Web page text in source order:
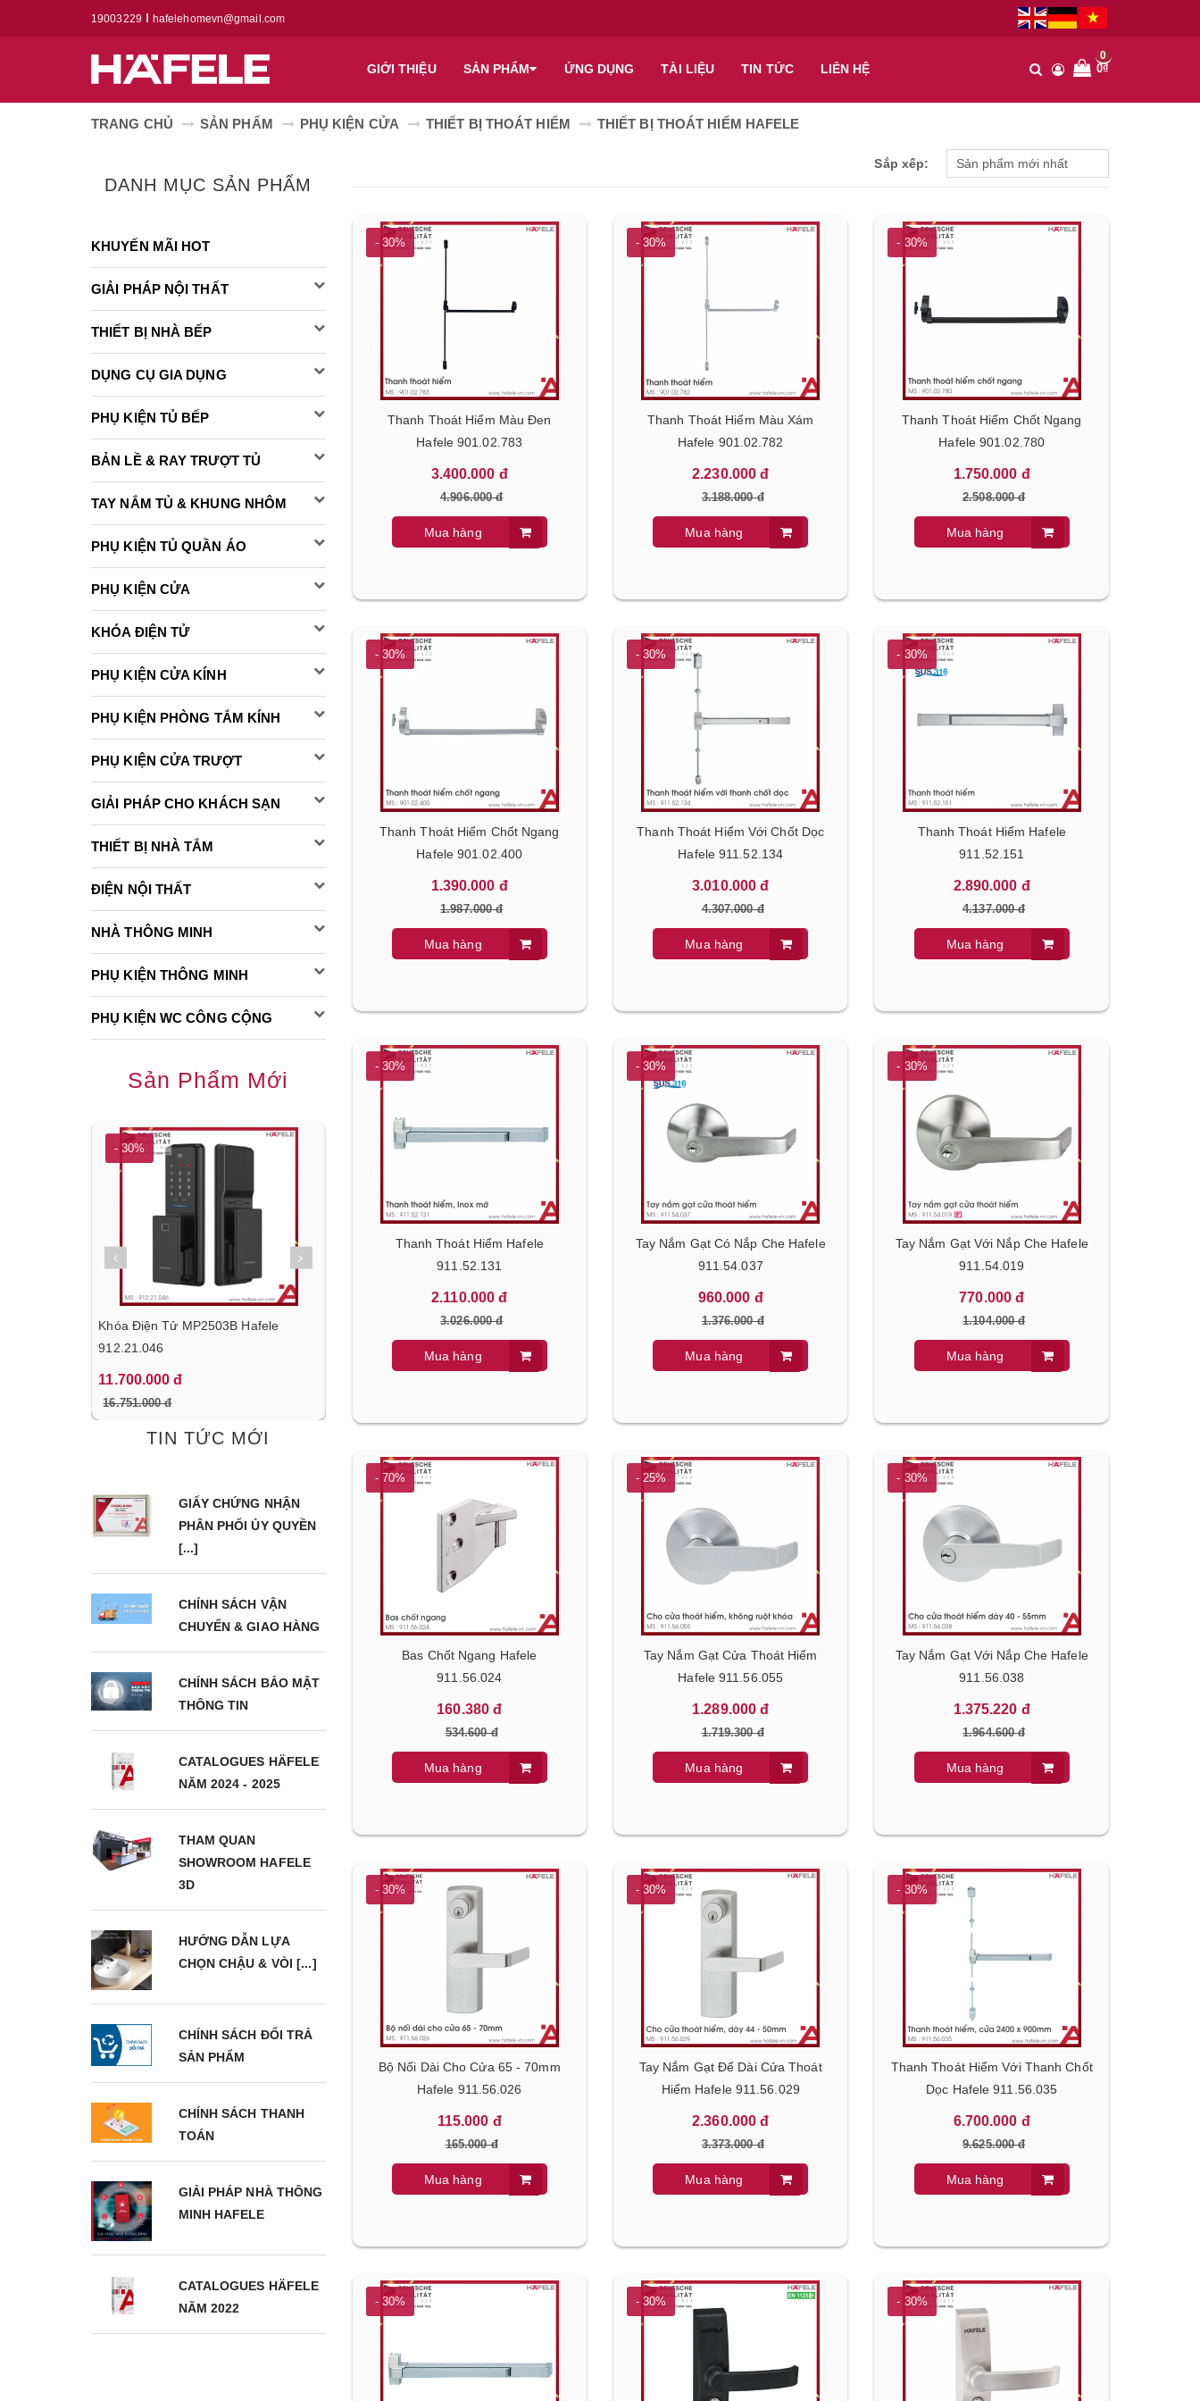
19003229 hafelehomevn@gmail.com
GIỚI THIỆU SẢN PHẨM ỨNG DỤNG TÀI LIỆU TIN TỨC LIÊN HỆ
0
0₫
TRANG CHỦ SẢN PHẨM PHỤ KIỆN CỬA THIẾT BỊ THOÁT HIỂM THIẾT BỊ THOÁT HIỂM HAFELE
DANH MỤC SẢN PHẨM
KHUYẾN MÃI HOT
GIẢI PHÁP NỘI THẤT
THIẾT BỊ NHÀ BẾP
DỤNG CỤ GIA DỤNG
PHỤ KIỆN TỦ BẾP
BẢN LỀ & RAY TRƯỢT TỦ
TAY NẮM TỦ & KHUNG NHÔM
PHỤ KIỆN TỦ QUẦN ÁO
PHỤ KIỆN CỬA
KHÓA ĐIỆN TỬ
PHỤ KIỆN CỬA KÍNH
PHỤ KIỆN PHÒNG TẮM KÍNH
PHỤ KIỆN CỬA TRƯỢT
GIẢI PHÁP CHO KHÁCH SẠN
THIẾT BỊ NHÀ TẮM
ĐIỆN NỘI THẤT
NHÀ THÔNG MINH
PHỤ KIỆN THÔNG MINH
PHỤ KIỆN WC CÔNG CỘNG
Sản Phẩm Mới
- 30%
Khóa Điện Tử MP2503B Hafele
912.21.046
11.700.000 đ
16.751.000 đ
Tủ Lạnh Đơn Ngăn Đá Dưới HF-
BF324 Hafele 534.14.231
Bộ Nồi Chảo HS-CW4CX Hafele
Tủ Bảo Quản Rượu Âm HW-C62BB
Hafele 533.17.001
- 30%
B6054B Hafele 538.21.362
TIN TỨC MỚI
GIẤY CHỨNG NHẬN
PHÂN PHỐI ỦY QUYỀN
[...]
CHÍNH SÁCH VẬN
CHUYỂN & GIAO HÀNG
CHÍNH SÁCH BẢO MẬT
THÔNG TIN
CATALOGUES HÄFELE
NĂM 2024 - 2025
THAM QUAN
SHOWROOM HAFELE
3D
HƯỚNG DẪN LỰA
CHỌN CHẬU & VÒI [...]
CHÍNH SÁCH ĐỔI TRẢ
SẢN PHẨM
CHÍNH SÁCH THANH
TOÁN
GIẢI PHÁP NHÀ THÔNG
MINH HAFELE
CATALOGUES HÄFELE
NĂM 2022
Sắp xếp:
- 30%
Thanh Thoát Hiểm Màu Đen
Hafele 901.02.783
3.400.000 đ
4.906.000 đ
Mua hàng
- 30%
Thanh Thoát Hiểm Màu Xám
Hafele 901.02.782
2.230.000 đ
3.188.000 đ
Mua hàng
- 30%
Thanh Thoát Hiểm Chốt Ngang
Hafele 901.02.780
1.750.000 đ
2.508.000 đ
Mua hàng
- 30%
Thanh Thoát Hiểm Chốt Ngang
Hafele 901.02.400
1.390.000 đ
1.987.000 đ
Mua hàng
- 30%
Thanh Thoát Hiểm Với Chốt Dọc
Hafele 911.52.134
3.010.000 đ
4.307.000 đ
Mua hàng
- 30%
Thanh Thoát Hiểm Hafele
911.52.151
2.890.000 đ
4.137.000 đ
Mua hàng
- 30%
Thanh Thoát Hiểm Hafele
911.52.131
2.110.000 đ
3.026.000 đ
Mua hàng
- 30%
Tay Nắm Gạt Có Nắp Che Hafele
911.54.037
960.000 đ
1.376.000 đ
Mua hàng
- 30%
Tay Nắm Gạt Với Nắp Che Hafele
911.54.019
770.000 đ
1.104.000 đ
Mua hàng
- 70%
Bas Chốt Ngang Hafele
911.56.024
160.380 đ
534.600 đ
Mua hàng
- 25%
Tay Nắm Gạt Cửa Thoát Hiểm
Hafele 911.56.055
1.289.000 đ
1.719.300 đ
Mua hàng
- 30%
Tay Nắm Gạt Với Nắp Che Hafele
911.56.038
1.375.220 đ
1.964.600 đ
Mua hàng
- 30%
Bộ Nối Dài Cho Cửa 65 - 70mm
Hafele 911.56.026
115.000 đ
165.000 đ
Mua hàng
- 30%
Tay Nắm Gạt Đế Dài Cửa Thoát
Hiểm Hafele 911.56.029
2.360.000 đ
3.373.000 đ
Mua hàng
- 30%
Thanh Thoát Hiểm Với Thanh Chốt
Dọc Hafele 911.56.035
6.700.000 đ
9.625.000 đ
Mua hàng
- 30% - 30% - 30%